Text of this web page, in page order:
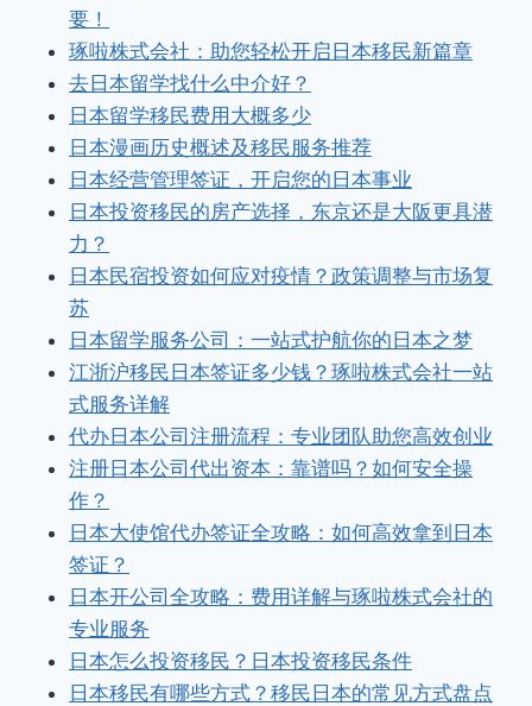
要！
琢啦株式会社：助您轻松开启日本移民新篇章
去日本留学找什么中介好？
日本留学移民费用大概多少
日本漫画历史概述及移民服务推荐
日本经营管理签证，开启您的日本事业
日本投资移民的房产选择，东京还是大阪更具潜
力？
日本民宿投资如何应对疫情？政策调整与市场复
苏
日本留学服务公司：一站式护航你的日本之梦
江浙沪移民日本签证多少钱？琢啦株式会社一站
式服务详解
代办日本公司注册流程：专业团队助您高效创业
注册日本公司代出资本：靠谱吗？如何安全操
作？
日本大使馆代办签证全攻略：如何高效拿到日本
签证？
日本开公司全攻略：费用详解与琢啦株式会社的
专业服务
日本怎么投资移民？日本投资移民条件
日本移民有哪些方式？移民日本的常见方式盘点